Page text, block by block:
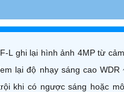
L ghi lại hình ảnh 4MP từ
lại độ nhạy sáng cao WDR
khi có ngược sáng hoặc